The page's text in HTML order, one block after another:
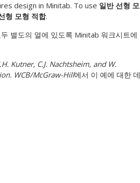
design in Minitab. To use 일반 선형 모
형 모형 적합.
별도의 열에 있도록 Minitab 워크시트에
Kutner, C.J. Nachtsheim, and W.
WCB/McGraw-Hill에서 이 예에 대한 데